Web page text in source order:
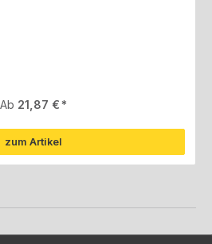
Regulärer Preis:
Ab 21,87 €
zum Artikel